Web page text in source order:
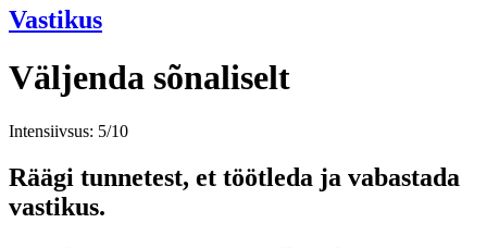
Vastikus
Väljenda sõnaliselt
Intensiivsus: 5/10
Räägi tunnetest, et töötleda ja vabastada
vastikus.